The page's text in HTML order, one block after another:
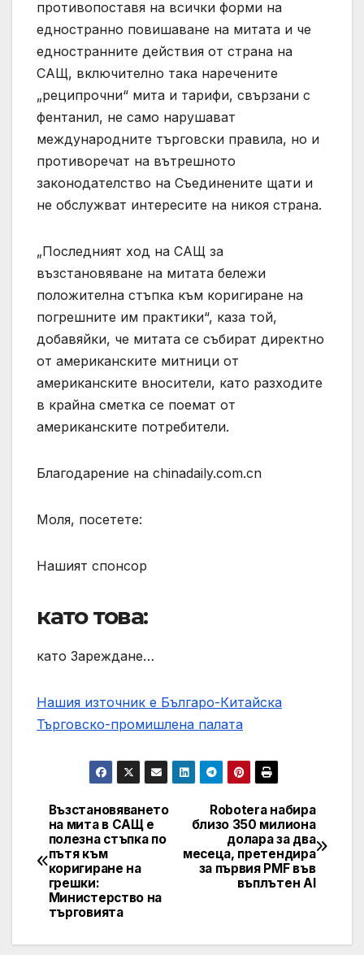
противопоставя на всички форми на
едностранно повишаване на митата и че
едностранните действия от страна на
САЩ, включително така наречените
„реципрочни“ мита и тарифи, свързани с
фентанил, не само нарушават
международните търговски правила, но и
противоречат на вътрешното
законодателство на Съединените щати и
не обслужват интересите на никоя страна.
„Последният ход на САЩ за
възстановяване на митата бележи
положителна стъпка към коригиране на
погрешните им практики“, каза той,
добавяйки, че митата се събират директно
от американските митници от
американските вносители, като разходите
в крайна сметка се поемат от
американските потребители.
Благодарение на chinadaily.com.cn
Моля, посетете:
Нашият спонсор
като това:
като Зареждане…
Нашия източник е Българо-Китайска
Търговско-промишлена палaта
Post
navigation
Robotera набира
близо 350 милиона
долара за два
месеца, претендира
за първия PMF във
въплътен AI
Възстановяването
на мита в САЩ е
полезна стъпка по
пътя към
коригиране на
грешки:
Министерство на
търговията